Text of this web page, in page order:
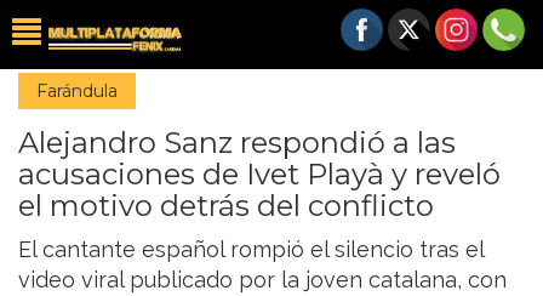
Farándula
Alejandro Sanz respondió a las
acusaciones de Ivet Playà y reveló
el motivo detrás del conflicto
El cantante español rompió el silencio tras el
video viral publicado por la joven catalana, con